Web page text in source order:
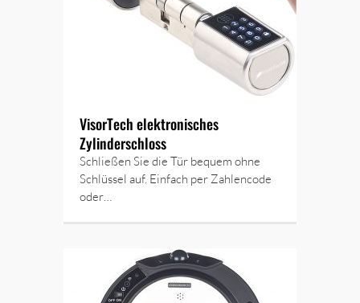
VisorTech elektronisches
Zylinderschloss
Schließen Sie die Tür bequem ohne
Schlüssel auf. Einfach per Zahlencode
oder…